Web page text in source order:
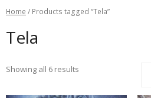
Home / Products tagged “Tela”
Tela
Showing all 6 results